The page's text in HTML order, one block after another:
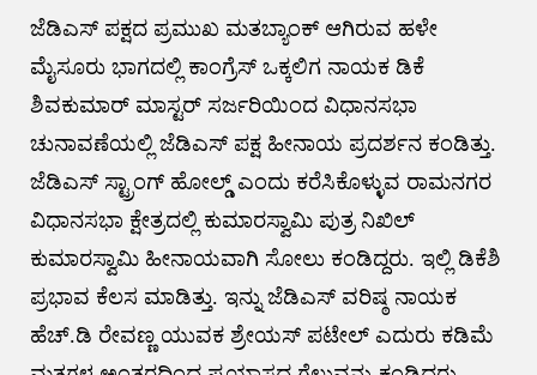
ಜೆಡಿಎಸ್ ಪಕ್ಷದ ಪ್ರಮುಖ ಮತಬ್ಯಾಂಕ್ ಆಗಿರುವ ಹಳೇ
ಮೈಸೂರು ಭಾಗದಲ್ಲಿ ಕಾಂಗ್ರೆಸ್ ಒಕ್ಕಲಿಗ ನಾಯಕ ಡಿಕೆ
ಶಿವಕುಮಾರ್ ಮಾಸ್ಟರ್ ಸರ್ಜರಿಯಿಂದ ವಿಧಾನಸಭಾ
ಚುನಾವಣೆಯಲ್ಲಿ ಜೆಡಿಎಸ್ ಪಕ್ಷ ಹೀನಾಯ ಪ್ರದರ್ಶನ ಕಂಡಿತ್ತು.
ಜೆಡಿಎಸ್ ಸ್ಟ್ರಾಂಗ್ ಹೋಲ್ಡ್ ಎಂದು ಕರೆಸಿಕೊಳ್ಳುವ ರಾಮನಗರ
ವಿಧಾನಸಭಾ ಕ್ಷೇತ್ರದಲ್ಲಿ ಕುಮಾರಸ್ವಾಮಿ ಪುತ್ರ ನಿಖಿಲ್
ಕುಮಾರಸ್ವಾಮಿ ಹೀನಾಯವಾಗಿ ಸೋಲು ಕಂಡಿದ್ದರು. ಇಲ್ಲಿ ಡಿಕೆಶಿ
ಪ್ರಭಾವ ಕೆಲಸ ಮಾಡಿತ್ತು. ಇನ್ನು ಜೆಡಿಎಸ್ ವರಿಷ್ಠ ನಾಯಕ
ಹೆಚ್.ಡಿ ರೇವಣ್ಣ ಯುವಕ ಶ್ರೇಯಸ್ ಪಟೇಲ್ ಎದುರು ಕಡಿಮೆ